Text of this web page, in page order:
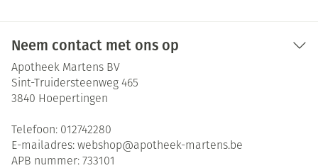
Neem contact met ons op
Apotheek Martens BV
Sint-Truidersteenweg 465
3840 Hoepertingen
Telefoon: 012742280
E-mailadres: webshop@apotheek-martens.be
APB nummer: 733101